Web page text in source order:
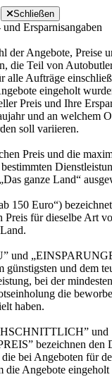
Schließen
Ersparnisangaben
der Angebote, Preise
die Teil von
alle Aufträge
eingeholt
Preis und Ihre
und an welchem
soll variieren.
Preis und die
ganze Land“
150 Euro“)
Preis für dieselbe Art
und
günstigsten und dem
bei der
die
haben.
und
bezeichnen den
die bei Angeboten für
die Angebote